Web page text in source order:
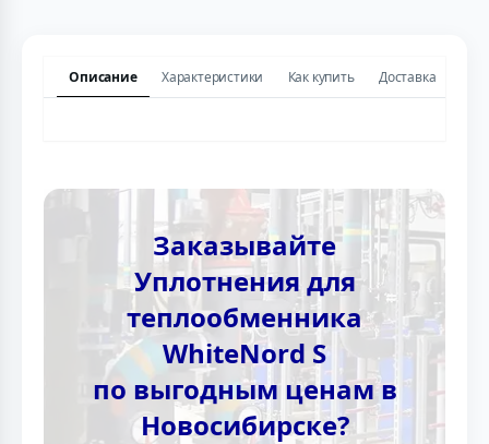
Описание Характеристики Как купить Доставка
Заказывайте
Уплотнения для
теплообменника
WhiteNord S
по выгодным ценам в
Новосибирске?